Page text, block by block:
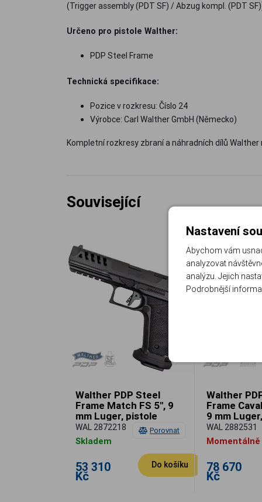
(Trigger assembly (PDT SF) / Abzug kompl. (PDT
Určeno pro pistole Walther:
PDP Steel Frame
Technická specifikace:
Pozice v rozkresu: Číslo 24
Výrobce: Carl Walther GmbH (Německo)
Kompletní rozkresy zbraní a náhradních dílů
Související
Porovnat
Walther PDP Steel
Frame Match FS 5", 9
mm Luger, pistole
samonabíjecí
WAL 2872218
Skladem
53 310
Kč
Do košíku
Walther
Frame
9 mm
WAL 2882531
78 670
Kč
Nastavení
Abychom vám
analyzovat
analýzu. Jejich
Podrobnější